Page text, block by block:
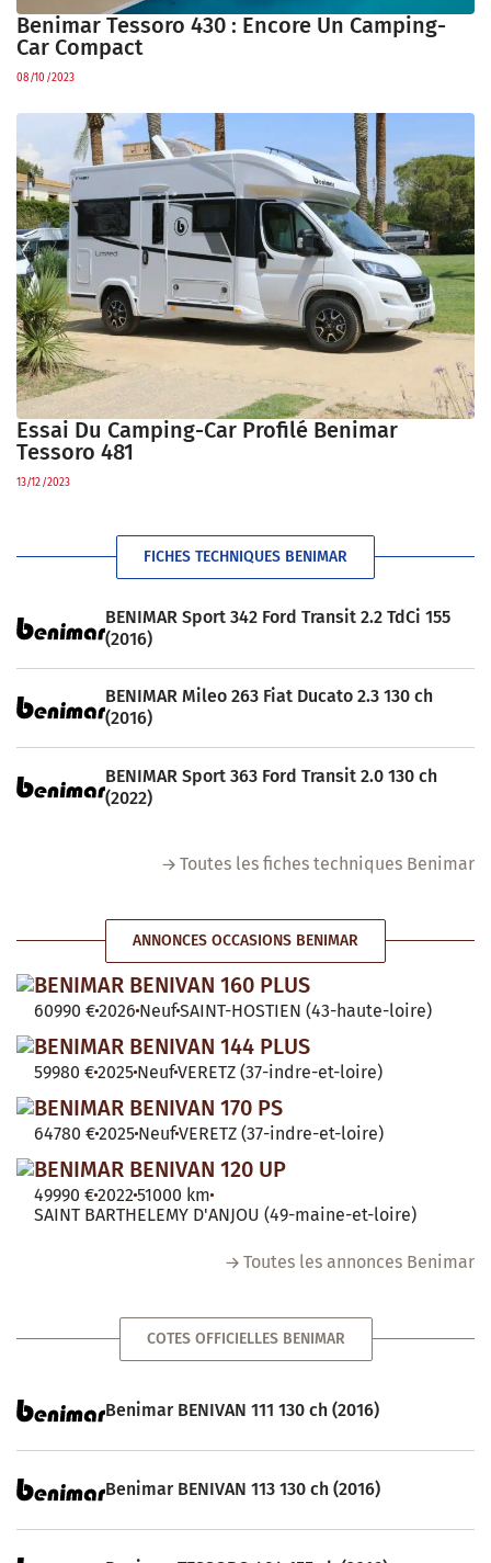
Benimar Tessoro 430 : Encore Un Camping-
Car Compact
08/10/2023
Essai Du Camping-Car Profilé Benimar
Tessoro 481
13/12/2023
FICHES TECHNIQUES BENIMAR
BENIMAR Sport 342 Ford Transit 2.2 TdCi 155
(2016)
BENIMAR Mileo 263 Fiat Ducato 2.3 130 ch
(2016)
BENIMAR Sport 363 Ford Transit 2.0 130 ch
(2022)
Toutes les fiches techniques Benimar
ANNONCES OCCASIONS BENIMAR
BENIMAR BENIVAN 160 PLUS
60990 €2026 NeufSAINT-HOSTIEN (43-haute-loire)
BENIMAR BENIVAN 144 PLUS
59980 €2025 NeufVERETZ (37-indre-et-loire)
BENIMAR BENIVAN 170 PS
64780 €2025 NeufVERETZ (37-indre-et-loire)
BENIMAR BENIVAN 120 UP
49990 €2022 51000 km
SAINT BARTHELEMY D'ANJOU (49-maine-et-loire)
Toutes les annonces Benimar
COTES OFFICIELLES BENIMAR
Benimar BENIVAN 111 130 ch (2016)
Benimar BENIVAN 113 130 ch (2016)